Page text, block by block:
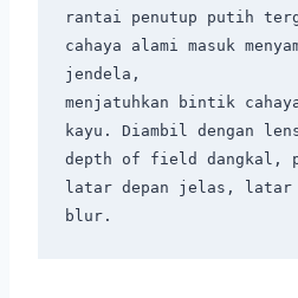
rantai penutup putih
cahaya alami masuk
jendela,
menjatuhkan bintik
kayu. Diambil dengan
depth of field dangkal,
latar depan jelas, latar